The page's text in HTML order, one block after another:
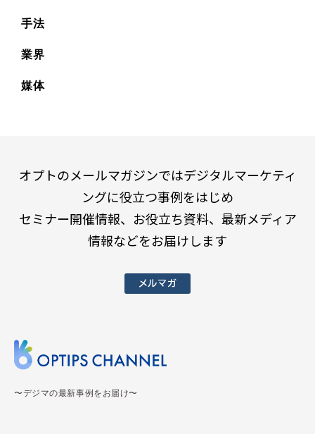
手法
業界
媒体
オプトのメールマガジンではデジタルマーケティ
ングに役立つ事例をはじめ
セミナー開催情報、お役立ち資料、最新メディア
情報などをお届けします
メルマガ
〜デジマの最新事例をお届け〜